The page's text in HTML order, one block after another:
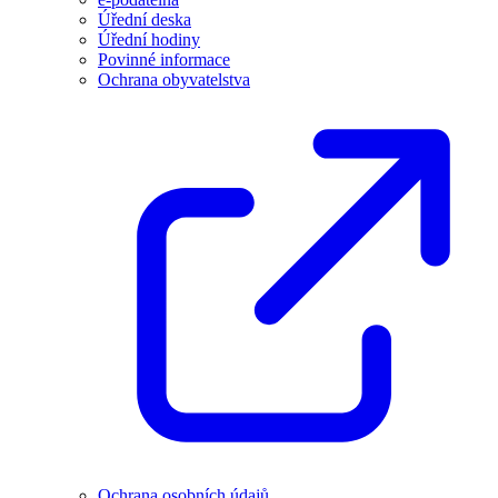
Úřední deska
Úřední hodiny
Povinné informace
Ochrana obyvatelstva